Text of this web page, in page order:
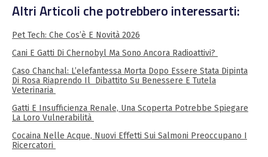
Altri Articoli che potrebbero interessarti:
Pet Tech: Che Cos’è E Novità 2026
Cani E Gatti Di Chernobyl Ma Sono Ancora Radioattivi?
Caso Chanchal: L’elefantessa Morta Dopo Essere Stata Dipinta
Di Rosa Riaprendo Il Dibattito Su Benessere E Tutela
Veterinaria
Gatti E Insufficienza Renale, Una Scoperta Potrebbe Spiegare
La Loro Vulnerabilità
Cocaina Nelle Acque, Nuovi Effetti Sui Salmoni Preoccupano I
Ricercatori